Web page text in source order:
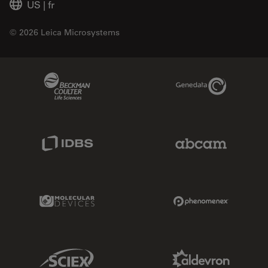
US | fr
© 2026 Leica Microsystems
Genedata Link
Molecular Devices Link
Sciex Link